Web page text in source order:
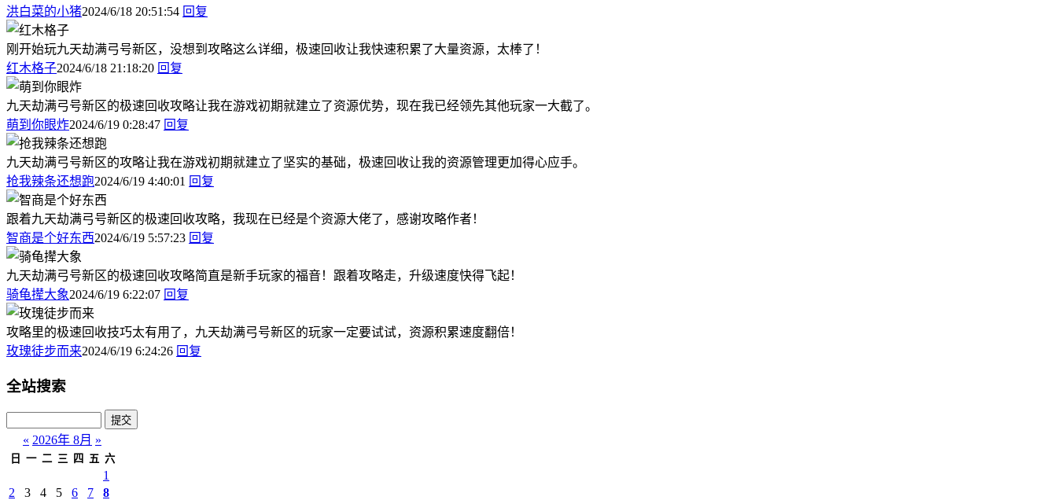
洪白菜的小猪2024/6/18 20:51:54 回复
刚开始玩九天劫满弓号新区，没想到攻略这么详细，极速回收让我快速积累了大量资源，太棒了！
红木格子2024/6/18 21:18:20 回复
九天劫满弓号新区的极速回收攻略让我在游戏初期就建立了资源优势，现在我已经领先其他玩家一大截了。
萌到你眼炸2024/6/19 0:28:47 回复
九天劫满弓号新区的攻略让我在游戏初期就建立了坚实的基础，极速回收让我的资源管理更加得心应手。
抢我辣条还想跑2024/6/19 4:40:01 回复
跟着九天劫满弓号新区的极速回收攻略，我现在已经是个资源大佬了，感谢攻略作者！
智商是个好东西2024/6/19 5:57:23 回复
九天劫满弓号新区的极速回收攻略简直是新手玩家的福音！跟着攻略走，升级速度快得飞起！
骑龟撵大象2024/6/19 6:22:07 回复
攻略里的极速回收技巧太有用了，九天劫满弓号新区的玩家一定要试试，资源积累速度翻倍！
玫瑰徒步而来2024/6/19 6:24:26 回复
全站搜索
« 2026年 8月 »
日 一 二 三 四 五 六
1
2
3 4 5 6 7
8